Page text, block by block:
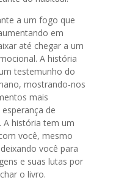
a um fogo que
em
até chegar a um
A história
testemunho do
mostrando-nos
mais
de
A história tem um
você, mesmo
você para
e suas lutas por
o livro.